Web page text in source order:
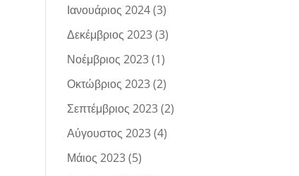
Ιανουάριος 2024(3)
Δεκέμβριος 2023(3)
Νοέμβριος 2023(1)
Οκτώβριος 2023(2)
Σεπτέμβριος 2023(2)
Αύγουστος 2023(4)
Μάιος 2023(5)